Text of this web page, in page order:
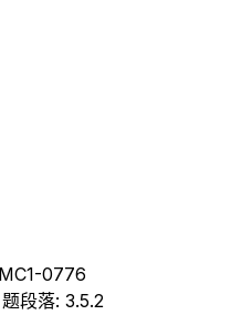
MC1-0776
题段落: 3.5.2